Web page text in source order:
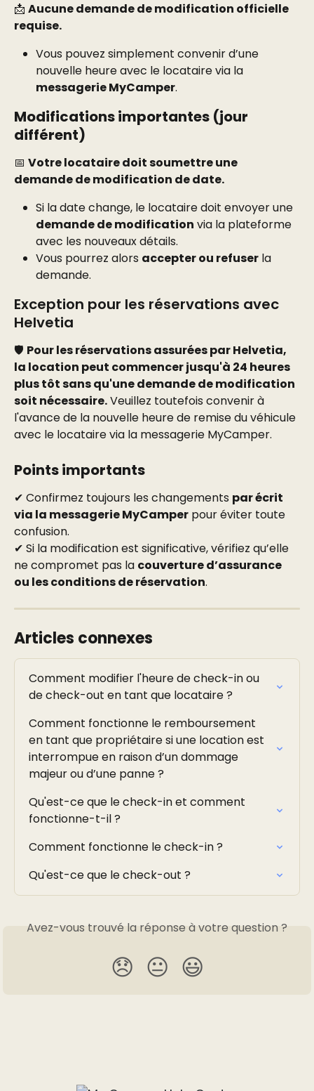
📩 Aucune demande de modification officielle
requise.
Vous pouvez simplement convenir d’une
nouvelle heure avec le locataire via la
messagerie MyCamper.
Modifications importantes (jour
différent)
📅 Votre locataire doit soumettre une
demande de modification de date.
Si la date change, le locataire doit envoyer une
demande de modification via la plateforme
avec les nouveaux détails.
Vous pourrez alors accepter ou refuser la
demande.
Exception pour les réservations avec
Helvetia
🛡️ Pour les réservations assurées par Helvetia,
la location peut commencer jusqu'à 24 heures
plus tôt sans qu'une demande de modification
soit nécessaire. Veuillez toutefois convenir à
l'avance de la nouvelle heure de remise du véhicule
avec le locataire via la messagerie MyCamper.
Points importants
✔ Confirmez toujours les changements par écrit
via la messagerie MyCamper pour éviter toute
confusion.
✔ Si la modification est significative, vérifiez qu’elle
ne compromet pas la couverture d’assurance
ou les conditions de réservation.
Articles connexes
Comment modifier l'heure de check-in ou
de check-out en tant que locataire ?
Comment fonctionne le remboursement
en tant que propriétaire si une location est
interrompue en raison d’un dommage
majeur ou d’une panne ?
Qu'est-ce que le check-in et comment
fonctionne-t-il ?
Comment fonctionne le check-in ?
Qu'est-ce que le check-out ?
Avez-vous trouvé la réponse à votre question ?
😞 😐 😃